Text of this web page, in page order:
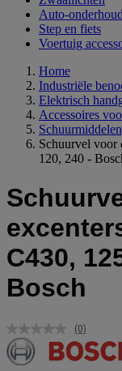
Auto-
Step en fiets
Voertuig
Home
Industriële
Elektrisch
Accessoires
Schuurmiddelen
Schuurvel voor
120, 240 -
C430,
Bosch
Geen
Dezelfde
(0)